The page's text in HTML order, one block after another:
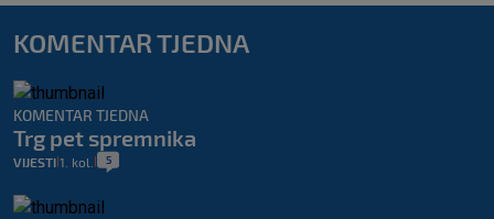
KOMENTAR TJEDNA
KOMENTAR TJEDNA
Trg pet spremnika
VIJESTI 1. kol. 5